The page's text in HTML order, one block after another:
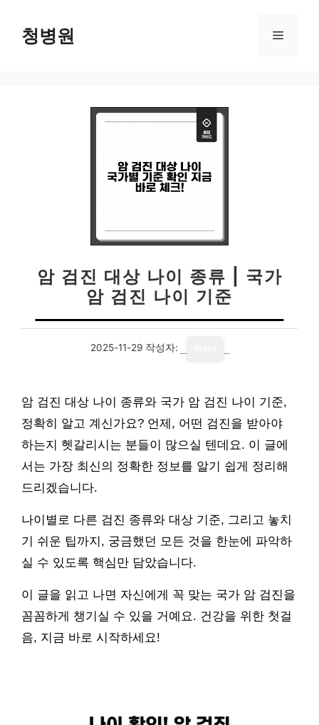
청병원 메
암 검진 대상 나이 종류 | 국가
암 검진 나이 기준
2025-11-29 작성자:
암 검진 대상 나이 종류와 국가 암 검진 나이 기준,
정확히 알고 계신가요? 언제, 어떤 검진을 받아야
하는지 헷갈리시는 분들이 많으실 텐데요. 이 글에
서는 가장 최신의 정확한 정보를 알기 쉽게 정리해
드리겠습니다.
나이별로 다른 검진 종류와 대상 기준, 그리고 놓치
기 쉬운 팁까지, 궁금했던 모든 것을 한눈에 파악하
실 수 있도록 핵심만 담았습니다.
이 글을 읽고 나면 자신에게 꼭 맞는 국가 암 검진을
꼼꼼하게 챙기실 수 있을 거예요. 건강을 위한 첫걸
음, 지금 바로 시작하세요!